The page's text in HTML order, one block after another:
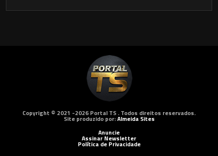
Copyright © 2021 -2026 Portal TS . Todos direitos reservados.
Site produzido por:Almeida Sites
Anuncie
Assinar Newsletter
Política de Privacidade